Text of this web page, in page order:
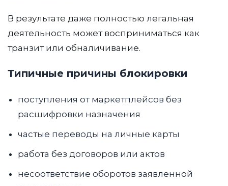
В результате даже полностью легальная
деятельность может восприниматься как
транзит или обналичивание.
Типичные причины блокировки
поступления от маркетплейсов без
расшифровки назначения
частые переводы на личные карты
работа без договоров или актов
несоответствие оборотов заявленной